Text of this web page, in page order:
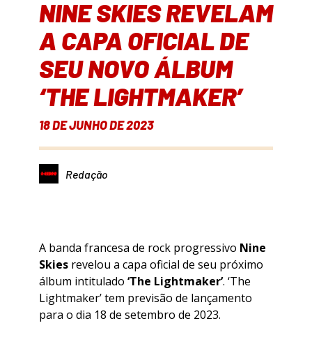
NINE SKIES REVELAM
A CAPA OFICIAL DE
SEU NOVO ÁLBUM
‘THE LIGHTMAKER’
18 DE JUNHO DE 2023
Redação
A banda francesa de rock progressivo Nine
Skies revelou a capa oficial de seu próximo
álbum intitulado ‘The Lightmaker’. ‘The
Lightmaker’ tem previsão de lançamento
para o dia 18 de setembro de 2023.